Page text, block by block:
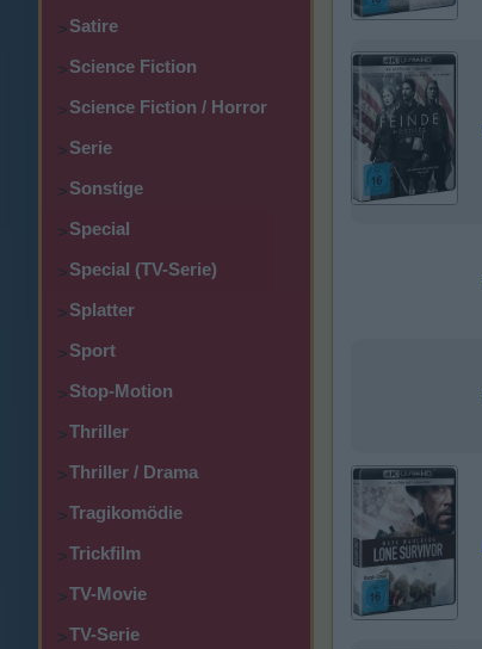
>Satire
>Science Fiction
>Science Fiction / Horror
>Serie
>Sonstige
>Special
>Special (TV-Serie)
>Splatter
>Sport
>Stop-Motion
>Thriller
>Thriller / Drama
>Tragikomödie
>Trickfilm
>TV-Movie
>TV-Serie